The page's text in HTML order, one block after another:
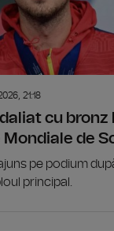
21:18
cu bronz
de
pe podium
principal.